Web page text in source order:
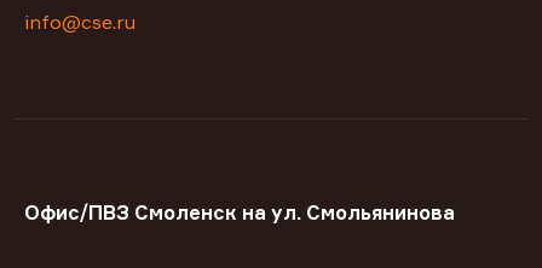
info@cse.ru
Офис/ПВЗ Смоленск на ул. Смольянинова